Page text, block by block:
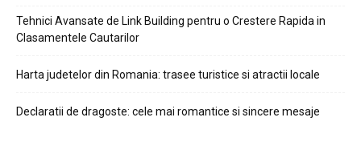
Tehnici Avansate de Link Building pentru o Crestere Rapida in
Clasamentele Cautarilor
Harta judetelor din Romania: trasee turistice si atractii locale
Declaratii de dragoste: cele mai romantice si sincere mesaje